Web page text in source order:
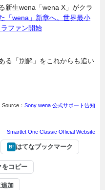
新生wena「wena X」がクラ
「wena」新章へ。世界最小
ファン開始
る「別解」をこれからも追い
Source： Sony wena 公式サポート告知
Smartlet One Classic Official Website
B! はてなブックマーク
をコピー
加